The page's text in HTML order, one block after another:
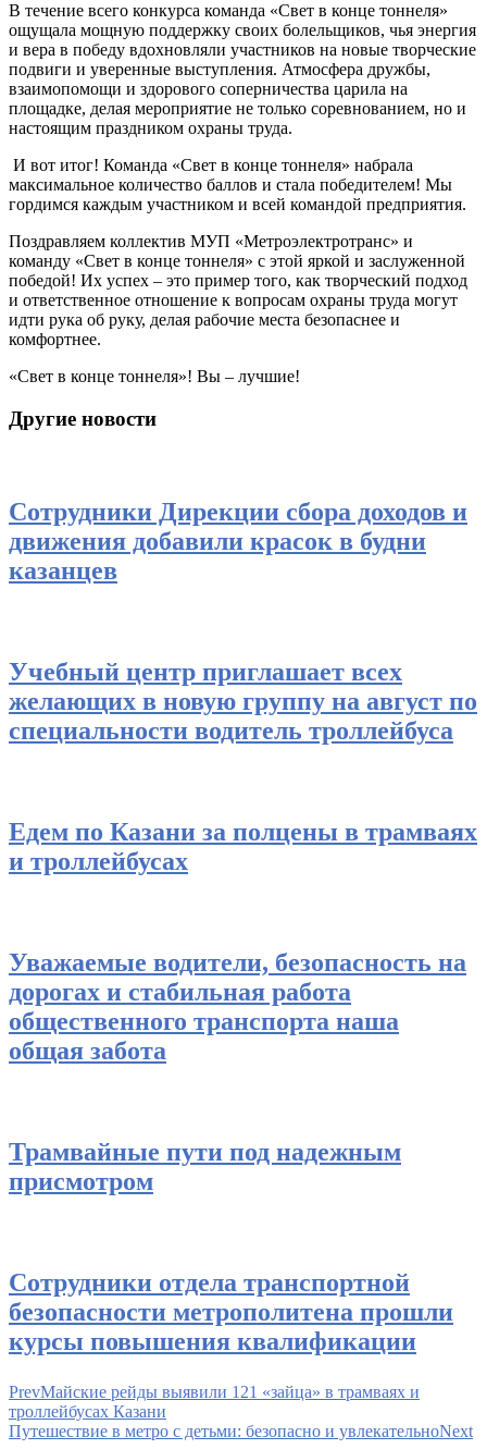
В течение всего конкурса команда «Свет в конце тоннеля»
ощущала мощную поддержку своих болельщиков, чья энергия
и вера в победу вдохновляли участников на новые творческие
подвиги и уверенные выступления. Атмосфера дружбы,
взаимопомощи и здорового соперничества царила на
площадке, делая мероприятие не только соревнованием, но и
настоящим праздником охраны труда.
И вот итог! Команда «Свет в конце тоннеля» набрала
максимальное количество баллов и стала победителем! Мы
гордимся каждым участником и всей командой предприятия.
Поздравляем коллектив МУП «Метроэлектротранс» и
команду «Свет в конце тоннеля» с этой яркой и заслуженной
победой! Их успех – это пример того, как творческий подход
и ответственное отношение к вопросам охраны труда могут
идти рука об руку, делая рабочие места безопаснее и
комфортнее.
«Свет в конце тоннеля»! Вы – лучшие!
Другие новости
Сотрудники Дирекции сбора доходов и
движения добавили красок в будни
казанцев
Учебный центр приглашает всех
желающих в новую группу на август по
специальности водитель троллейбуса
Едем по Казани за полцены в трамваях
и троллейбусах
Уважаемые водители, безопасность на
дорогах и стабильная работа
общественного транспорта наша
общая забота
Трамвайные пути под надежным
присмотром
Сотрудники отдела транспортной
безопасности метрополитена прошли
курсы повышения квалификации
PrevМайские рейды выявили 121 «зайца» в трамваях и
троллейбусах Казани
Путешествие в метро с детьми: безопасно и увлекательноNext